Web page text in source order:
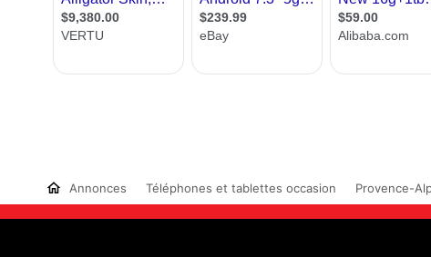
Annonces Téléphones et tablettes occasion Provence-